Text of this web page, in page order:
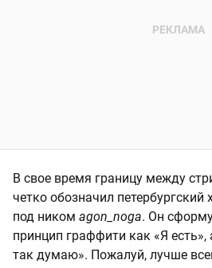
В свое время границу между
четко обозначил
под ником аgon_noga. Он
принцип граффити как «Я есть»,
так думаю». Пожалуй, лучше